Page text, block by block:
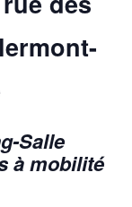
Salle
à mobilité